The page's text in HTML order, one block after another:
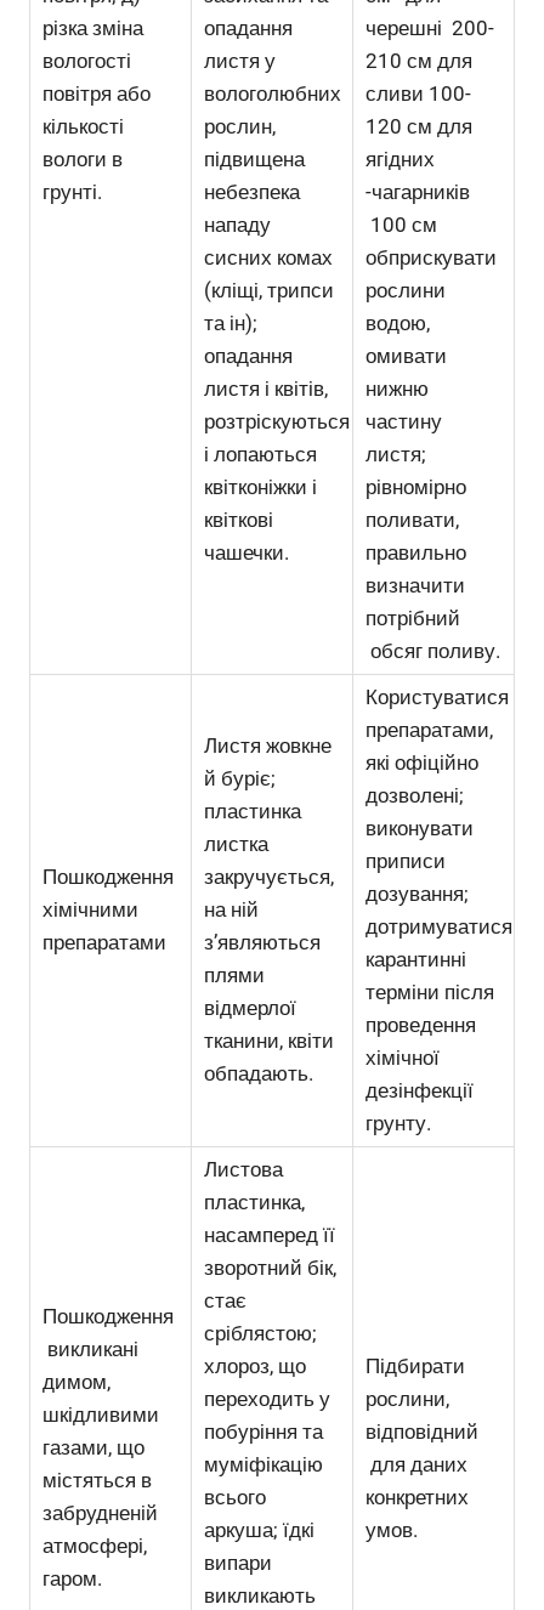
різка зміна
вологості
повітря або
кількості
вологи в
грунті.
опадання
листя у
вологолюбних
рослин,
підвищена
небезпека
нападу
сисних комах
(кліщі, трипси
та ін);
опадання
листя і квітів,
розтріскуються
і лопаються
квітконіжки і
квіткові
чашечки.
черешні 200-
210 см для
сливи 100-
120 см для
ягідних
-чагарників
100 см
обприскувати
рослини
водою,
омивати
нижню
частину
листя;
рівномірно
поливати,
правильно
визначити
потрібний
обсяг поливу.
Пошкодження
хімічними
препаратами
Листя жовкне
й буріє;
пластинка
листка
закручується,
на ній
з’являються
плями
відмерлої
тканини, квіти
обпадають.
Користуватися
препаратами,
які офіційно
дозволені;
виконувати
приписи
дозування;
дотримуватися
карантинні
терміни після
проведення
хімічної
дезінфекції
грунту.
Пошкодження
викликані
димом,
шкідливими
газами, що
містяться в
забрудненій
атмосфері,
гаром.
Листова
пластинка,
насамперед її
зворотний бік,
стає
сріблястою;
хлороз, що
переходить у
побуріння та
муміфікацію
всього
аркуша; їдкі
випари
викликають
Підбирати
рослини,
відповідний
для даних
конкретних
умов.